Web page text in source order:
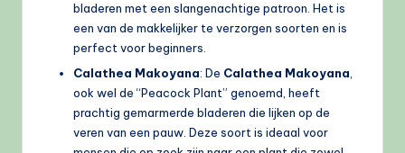
bladeren met een slangenachtige patroon. Het is
een van de makkelijker te verzorgen soorten en is
perfect voor beginners.
Calathea Makoyana: De Calathea Makoyana
ook wel de “Peacock Plant” genoemd, heeft
prachtig gemarmerde bladeren die lijken op de
veren van een pauw. Deze soort is ideaal voor